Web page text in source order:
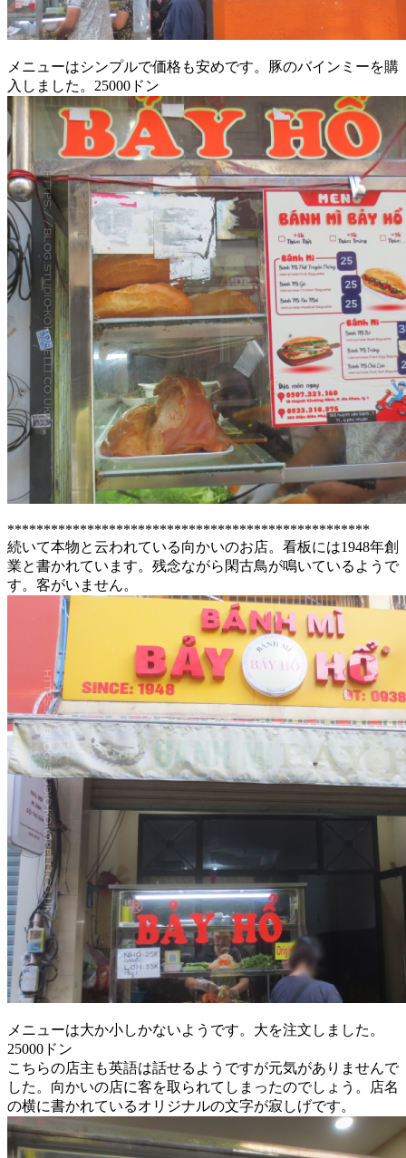
メニューはシンプルで価格も安めです。豚のバインミーを購
入しました。25000ドン
**************************************************
続いて本物と云われている向かいのお店。看板には1948年創
業と書かれています。残念ながら閑古鳥が鳴いているようで
す。客がいません。
メニューは大か小しかないようです。大を注文しました。
25000ドン
こちらの店主も英語は話せるようですが元気がありませんで
した。向かいの店に客を取られてしまったのでしょう。店名
の横に書かれているオリジナルの文字が寂しげです。